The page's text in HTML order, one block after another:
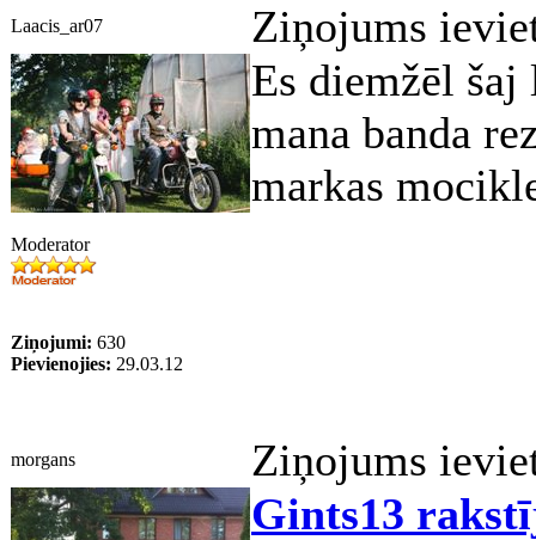
Laacis_ar07 Ziņojums
Moderator
Ziņojumi: 630
Pievienojies: 29.03.12
Es diemžēl šaj
mana banda
markas
morgans Ziņojums
Gints13